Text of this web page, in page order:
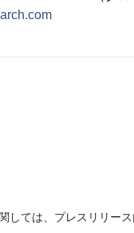
しては、プレスリリー